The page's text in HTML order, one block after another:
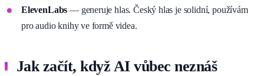
ElevenLabs — generuje hlas. Český hlas je solidní, používám
pro audio knihy ve formě videa.
Jak začít, když AI vůbec neznáš